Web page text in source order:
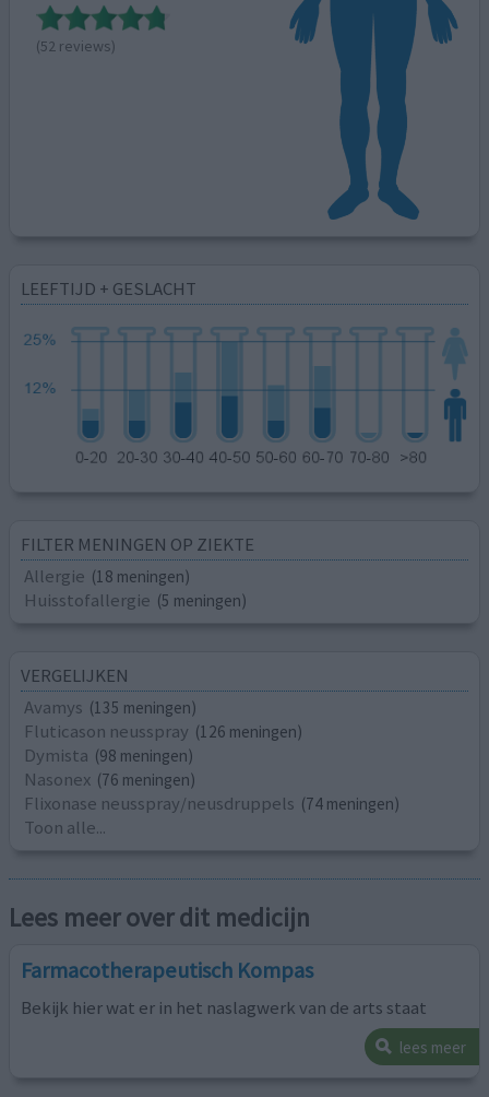
(52 reviews)
LEEFTIJD + GESLACHT
FILTER MENINGEN OP ZIEKTE
Allergie (18 meningen)
Huisstofallergie (5 meningen)
VERGELIJKEN
Avamys (135 meningen)
Fluticason neusspray (126 meningen)
Dymista (98 meningen)
Nasonex (76 meningen)
Flixonase neusspray/neusdruppels (74 meningen)
Toon alle...
Lees meer over dit medicijn
Farmacotherapeutisch Kompas
Bekijk hier wat er in het naslagwerk van de arts staat
lees meer